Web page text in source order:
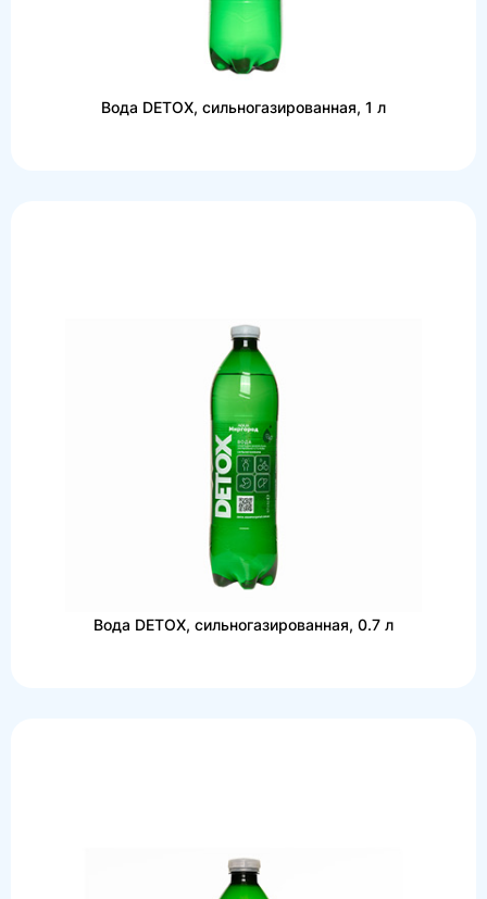
Вода DETOX, сильногазированная, 1 л
Вода DETOX, сильногазированная, 0.7 л